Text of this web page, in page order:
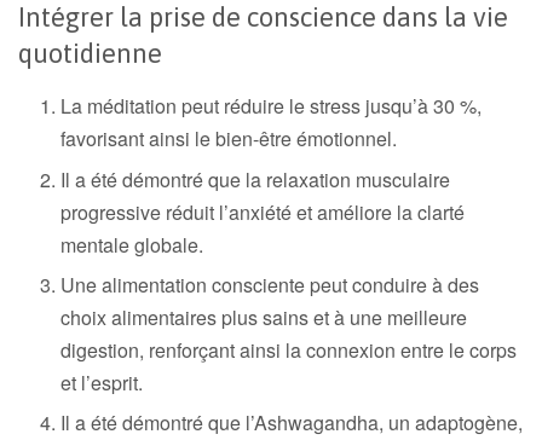
Intégrer la prise de conscience dans la vie
quotidienne
La méditation peut réduire le stress jusqu’à 30 %,
favorisant ainsi le bien-être émotionnel.
Il a été démontré que la relaxation musculaire
progressive réduit l’anxiété et améliore la clarté
mentale globale.
Une alimentation consciente peut conduire à des
choix alimentaires plus sains et à une meilleure
digestion, renforçant ainsi la connexion entre le corps
et l’esprit.
Il a été démontré que l’Ashwagandha, un adaptogène,